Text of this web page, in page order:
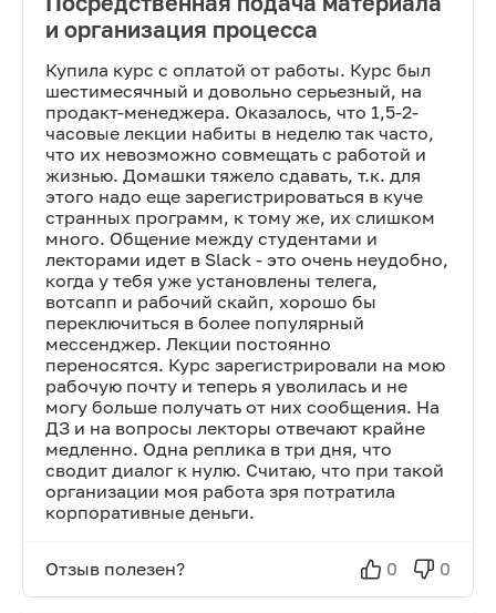
и организация процесса
Купила курс с оплатой от работы. Курс был
шестимесячный и довольно серьезный, на
продакт-менеджера. Оказалось, что 1,5-2-
часовые лекции набиты в неделю так часто,
что их невозможно совмещать с работой и
жизнью. Домашки тяжело сдавать, т.к. для
этого надо еще зарегистрироваться в куче
странных программ, к тому же, их слишком
много. Общение между студентами и
лекторами идет в Slack - это очень неудобно,
когда у тебя уже установлены телега,
вотсапп и рабочий скайп, хорошо бы
переключиться в более популярный
мессенджер. Лекции постоянно
переносятся. Курс зарегистрировали на мою
рабочую почту и теперь я уволилась и не
могу больше получать от них сообщения. На
ДЗ и на вопросы лекторы отвечают крайне
медленно. Одна реплика в три дня, что
сводит диалог к нулю. Считаю, что при такой
организации моя работа зря потратила
корпоративные деньги.
Отзыв полезен? 0 0